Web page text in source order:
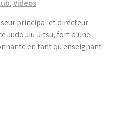
,Videos
principal et directeur
Judo Jiu-Jitsu, fort d’une
en tant qu’enseignant